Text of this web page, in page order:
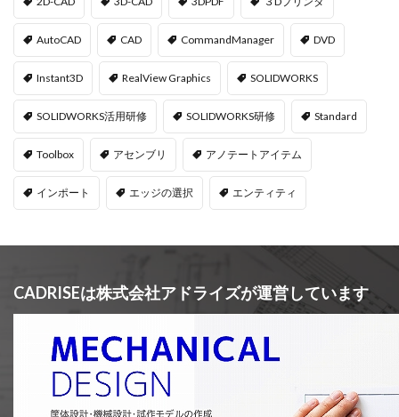
AutoCAD CAD CommandManager DVD
Instant3D RealView Graphics SOLIDWORKS
SOLIDWORKS活用研修 SOLIDWORKS研修 Standard
Toolbox アセンブリ アノテートアイテム
インポート エッジの選択 エンティティ
CADRISEは株式会社アドライズが運営しています